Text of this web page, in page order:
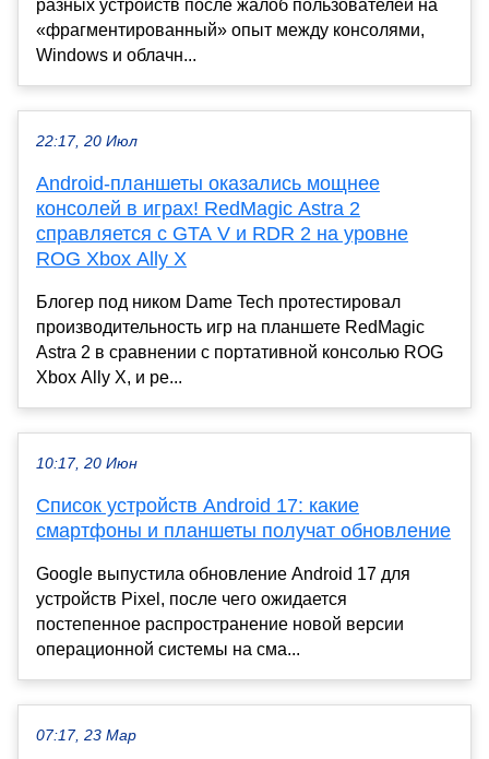
разных устройств после жалоб пользователей на
«фрагментированный» опыт между консолями,
Windows и облачн...
22:17, 20 Июл
Android-планшеты оказались мощнее
консолей в играх! RedMagic Astra 2
справляется с GTA V и RDR 2 на уровне
ROG Xbox Ally X
Блогер под ником Dame Tech протестировал
производительность игр на планшете RedMagic
Astra 2 в сравнении с портативной консолью ROG
Xbox Ally X, и ре...
10:17, 20 Июн
Список устройств Android 17: какие
смартфоны и планшеты получат обновление
Google выпустила обновление Android 17 для
устройств Pixel, после чего ожидается
постепенное распространение новой версии
операционной системы на сма...
07:17, 23 Мар